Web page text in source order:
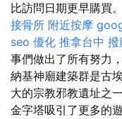
比訪問日期更早購買。
接骨所 附近按摩
seo 優化 推拿台中 撥
事們做出了所有努力
納基神廟建築群是古
大的宗教邪教遺址之
金字塔吸引了更多的